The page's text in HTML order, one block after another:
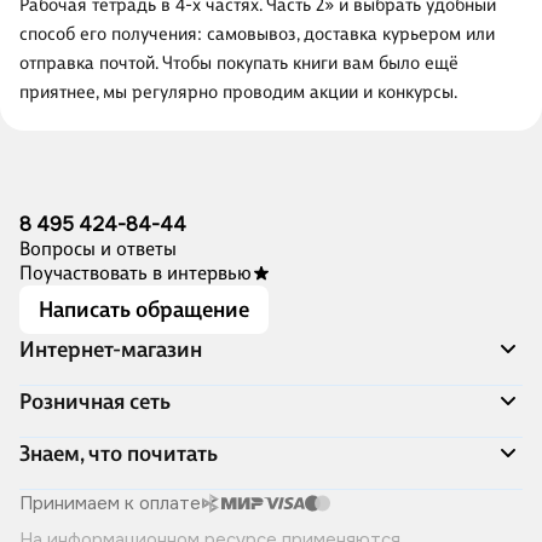
Рабочая тетрадь в 4-х частях. Часть 2» и выбрать удобный
способ его получения: самовывоз, доставка курьером или
отправка почтой. Чтобы покупать книги вам было ещё
приятнее, мы регулярно проводим акции и конкурсы.
8 495 424-84-44
Вопросы и ответы
Поучаствовать в интервью
Написать обращение
Интернет-магазин
Акции
Доставка и оплата
Программа лояльности
Подарочные сертификаты
Правила продажи
Розничная сеть
Адреса магазинов
Книжный Дозор
О компании
Читай-город для бизнеса
Знаем, что почитать
Скоро в продаже
Принимаем к оплате